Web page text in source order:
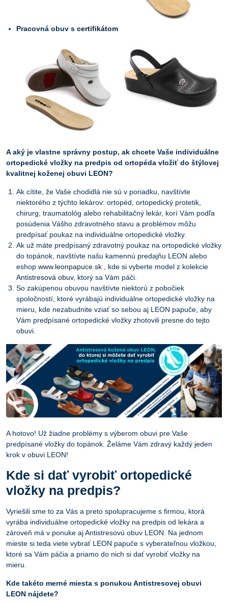
Pracovná obuv s certifikátom
A aký je vlastne správny postup, ak chcete Vaše individuálne
ortopedické vložky na predpis od ortopéda vložiť do štýlovej
kvalitnej koženej obuvi LEON?
Ak cítite, že Vaše chodidlá nie sú v poriadku, navštívte
niektorého z týchto lekárov: ortopéd, ortopedický protetik,
chirurg, traumatológ alebo rehabilitačný lekár, korí Vám podľa
posúdenia Vášho zdravotného stavu a problémov môžu
predpísať poukaz na individuálne ortopedické vložky.
Ak už máte predpísaný zdravotný poukaz na ortopedické vložky
do topánok, navštívte našu kamennú predajňu LEON alebo
eshop www.leonpapuce.sk
kde si vyberte model z kolekcie
Antistresová obuv, ktorý sa Vám páči.
So zakúpenou obuvou navštívte niektorú z pobočiek
spoločností, ktoré vyrábajú individuálne ortopedické vložky na
mieru, kde nezabudnite vziať so sebou aj LEON papuče, aby
Vám predpísané ortopedické vložky zhotovili presne do tejto
obuvi.
A hotovo! Už žiadne problémy s výberom obuvi pre Vaše
predpísané vložky do topánok. Želáme Vám zdravý každý jeden
krok v obuvi LEON!
Kde si dať vyrobiť ortopedické
vložky na predpis?
Vyriešili sme to za Vás a preto spolupracujeme s firmou, ktorá
vyrába individuálne ortopedické vložky na predpis od lekára a
zároveň má v ponuke aj Antistresovú obuv LEON. Na jednom
mieste si teda viete vybrať LEON papuče s vyberateľnou vložkou,
ktoré sa Vám páčia a priamo do nich si dať vyrobiť vložky na
mieru.
Kde takéto merné miesta s ponukou Antistresovej obuvi
LEON nájdete?